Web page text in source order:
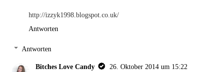
http://izzyk1998.blogspot.co.uk/
Antworten
Antworten
Bitches Love Candy
26. Oktober 2014 um 15:22